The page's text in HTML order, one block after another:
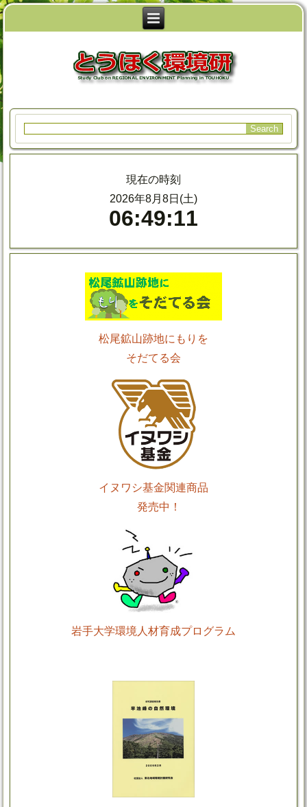
現在の時刻
2026年8月8日(土)
06:49:11
松尾鉱山跡地にもりを
そだてる会
イヌワシ基金関連商品
発売中！
岩手大学環境人材育成プログラム